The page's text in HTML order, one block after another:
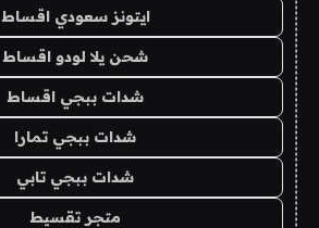
ايتونز سعودي اقساط
شحن يلا لودو اقساط
شدات ببجي اقساط
شدات ببجي تمارا
شدات ببجي تابي
متجر تقسيط